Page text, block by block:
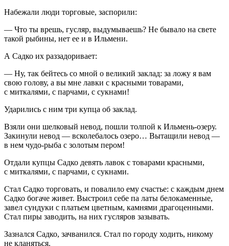
Набежали люди торговые, заспорили:
— Что ты врешь, гусляр, выдумываешь? Не бывало на свете
такой рыбины, нет ее и в Ильмени.
А Садко их раззадоривает:
— Ну, так бейтесь со мной о великий заклад: за ложу я вам
свою голову, а вы мне лавки с красными товарами,
с миткалями, с парчами, с сукнами!
Ударились с ним три купца об заклад.
Взяли они шелковый невод, пошли толпой к Ильмень-озеру.
Закинули невод — всколебалось озеро… Вытащили невод —
в нем чудо-рыба с золотым пером!
Отдали купцы Садко девять лавок с товарами красными,
с миткалями, с парчами, с сукнами.
Стал Садко торговать, и повалило ему счастье: с каждым днем
Садко богаче живет. Выстроил себе па латы белокаменные,
завел сундуки с платьем цветным, камнями драгоценными.
Стал пиры заводить, на них гусляров зазывать.
Зазнался Садко, зачванился. Стал по городу ходить, никому
не кланяться.